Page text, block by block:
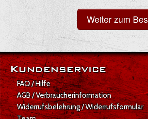
Gesamt: € 45,50
Kundenservice
FAQ / Hilfe
AGB / Verbraucherinformation
Widerrufsbelehrung / Widerrufsformular